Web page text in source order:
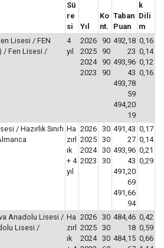
Sü
re
si
Yıl
Ko
nt.
Taban
Puan
k
Dili
m
Lisesi / FEN
/ Fen Lisesi /
4
yıl
2026
2025
2024
2023
90
90
90
90
492,18
23
493,96
43
493,78
59
494,20
19
0,16
0,14
0,12
0,16
/ Hazırlık Sınıfı Ha
zırl
ık
+ 4
yıl
2026
2025
2024
2023
30
30
30
30
491,43
27
493,96
43
491,20
69
491,66
94
0,17
0,14
0,21
0,29
Anadolu Lisesi /
Lisesi /
Ha
zırl
ık
2026
2025
2024
30
30
30
484,46
18
484,15
0,42
0,59
0,66